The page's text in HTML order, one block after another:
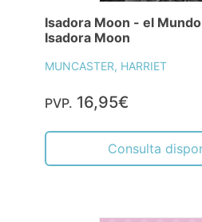
Isadora Moon - el
Isadora Moon
MUNCASTER, HARRIET
PVP. 16,95€
Consulta